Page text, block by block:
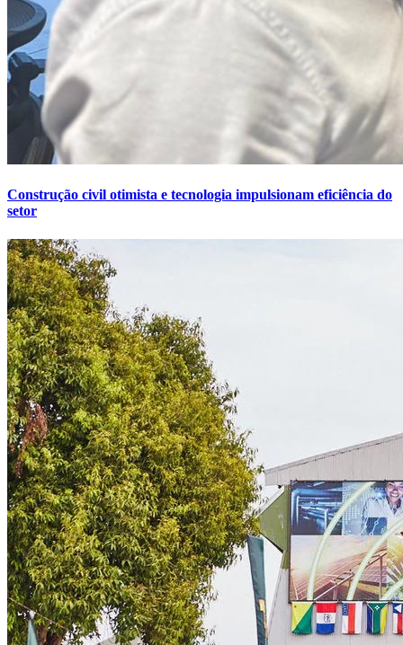
Construção civil otimista e tecnologia impulsionam eficiência do
setor